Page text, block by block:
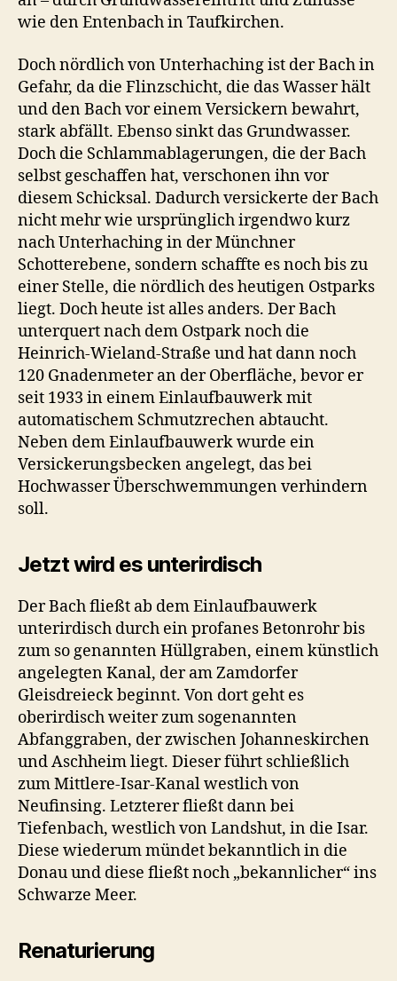
wie den Entenbach in Taufkirchen.
Doch nördlich von Unterhaching ist der Bach in
Gefahr, da die Flinzschicht, die das Wasser hält
und den Bach vor einem Versickern bewahrt,
stark abfällt. Ebenso sinkt das Grundwasser.
Doch die Schlammablagerungen, die der Bach
selbst geschaffen hat, verschonen ihn vor
diesem Schicksal. Dadurch versickerte der Bach
nicht mehr wie ursprünglich irgendwo kurz
nach Unterhaching in der Münchner
Schotterebene, sondern schaffte es noch bis zu
einer Stelle, die nördlich des heutigen Ostparks
liegt. Doch heute ist alles anders. Der Bach
unterquert nach dem Ostpark noch die
Heinrich-Wieland-Straße und hat dann noch
120 Gnadenmeter an der Oberfläche, bevor er
seit 1933 in einem Einlaufbauwerk mit
automatischem Schmutzrechen abtaucht.
Neben dem Einlaufbauwerk wurde ein
Versickerungsbecken angelegt, das bei
Hochwasser Überschwemmungen verhindern
soll.
Jetzt wird es unterirdisch
Der Bach fließt ab dem Einlaufbauwerk
unterirdisch durch ein profanes Betonrohr bis
zum so genannten Hüllgraben, einem künstlich
angelegten Kanal, der am Zamdorfer
Gleisdreieck beginnt. Von dort geht es
oberirdisch weiter zum sogenannten
Abfanggraben, der zwischen Johanneskirchen
und Aschheim liegt. Dieser führt schließlich
zum Mittlere-Isar-Kanal westlich von
Neufinsing. Letzterer fließt dann bei
Tiefenbach, westlich von Landshut, in die Isar.
Diese wiederum mündet bekanntlich in die
Donau und diese fließt noch „bekannlicher“ ins
Schwarze Meer.
Renaturierung